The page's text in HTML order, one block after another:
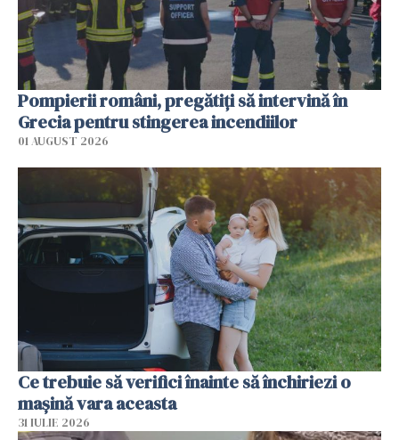
Pompierii români, pregătiţi să intervină în
Grecia pentru stingerea incendiilor
01 AUGUST 2026
Ce trebuie să verifici înainte să închiriezi o
mașină vara aceasta
31 IULIE 2026